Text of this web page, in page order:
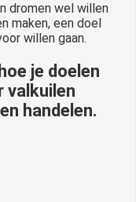
dromen wel willen
maken, een doel
willen gaan.
je doelen
valkuilen
handelen.